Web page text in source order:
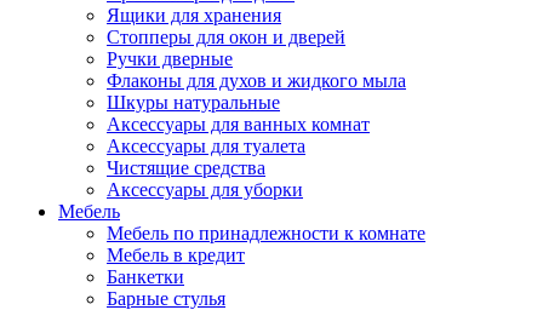
Ящики для хранения
Стопперы для окон и дверей
Ручки дверные
Флаконы для духов и жидкого мыла
Шкуры натуральные
Аксессуары для ванных комнат
Аксессуары для туалета
Чистящие средства
Аксессуары для уборки
Мебель
Мебель по принадлежности к комнате
Мебель в кредит
Банкетки
Барные стулья